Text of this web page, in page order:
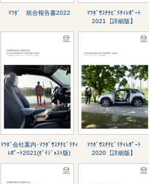
ﾏﾂﾀﾞ 統合報告書2022
ﾏﾂﾀﾞｻｽﾃﾅﾋﾞﾘﾃｨﾚﾎﾟｰﾄ
2021【詳細版】
ﾏﾂﾀﾞ会社案内･ﾏﾂﾀﾞｻｽﾃﾅﾋﾞﾘﾃｨ
ﾚﾎﾟｰﾄ2021(ﾀﾞｲｼﾞｪｽﾄ版)
ﾏﾂﾀﾞｻｽﾃﾅﾋﾞﾘﾃｨﾚﾎﾟｰﾄ
2020【詳細版】